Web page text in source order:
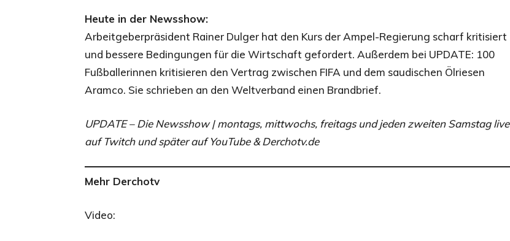
Heute in der Newsshow:
Arbeitgeberpräsident Rainer Dulger hat den Kurs der Ampel-Regierung scharf kritisiert
und bessere Bedingungen für die Wirtschaft gefordert. Außerdem bei UPDATE: 100
Fußballerinnen kritisieren den Vertrag zwischen FIFA und dem saudischen Ölriesen
Aramco. Sie schrieben an den Weltverband einen Brandbrief.
UPDATE – Die Newsshow | montags, mittwochs, freitags und jeden zweiten Samstag live
auf Twitch und später auf YouTube & Derchotv.de
Mehr Derchotv
Video: